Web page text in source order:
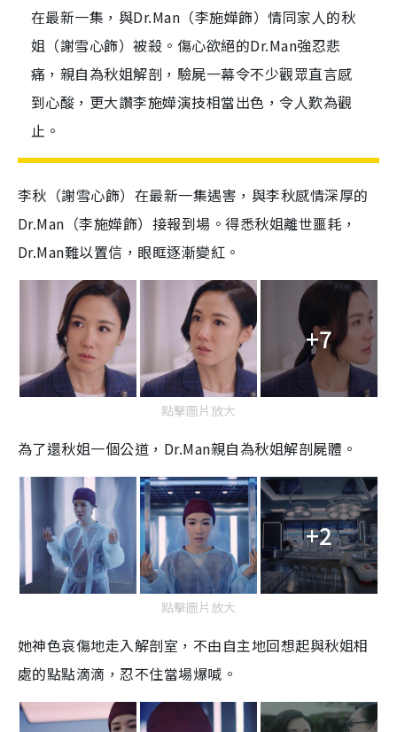
在最新一集，與Dr.Man（李施嬅飾）情同家人的秋
姐（謝雪心飾）被殺。傷心欲絕的Dr.Man強忍悲
痛，親自為秋姐解剖，驗屍一幕令不少觀眾直言感
到心酸，更大讚李施嬅演技相當出色，令人歎為觀
止。
李秋（謝雪心飾）在最新一集遇害，與李秋感情深厚的
Dr.Man（李施嬅飾）接報到場。得悉秋姐離世噩耗，
Dr.Man難以置信，眼眶逐漸變紅。
+7
點擊圖片放大
為了還秋姐一個公道， Dr.Man親自為秋姐解剖屍體。
+2
點擊圖片放大
她神色哀傷地走入解剖室，不由自主地回想起與秋姐相
處的點點滴滴，忍不住當場爆喊。